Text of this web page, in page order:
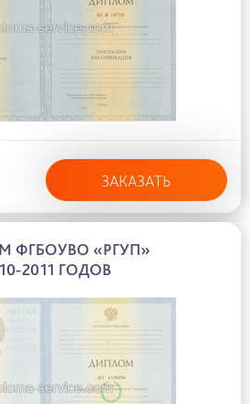
ЗАКАЗАТЬ
ФГБОУВО «РГУП»
2011 ГОДОВ